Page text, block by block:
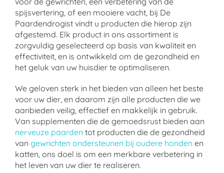
spijsvertering, of een mooiere vacht, bij De
Paardendrogist vindt u producten die hierop zijn
afgestemd. Elk product in ons assortiment is
zorgvuldig geselecteerd op basis van kwaliteit en
effectiviteit, en is ontwikkeld om de gezondheid en
het geluk van uw huisdier te optimaliseren.
We geloven sterk in het bieden van alleen het beste
voor uw dier, en daarom zijn alle producten die we
aanbieden veilig, effectief en makkelijk in gebruik.
Van supplementen die de gemoedsrust bieden aan
nerveuze paarden tot producten die de gezondheid
van gewrichten ondersteunen bij oudere honden en
katten, ons doel is om een merkbare verbetering in
het leven van uw dier te realiseren.